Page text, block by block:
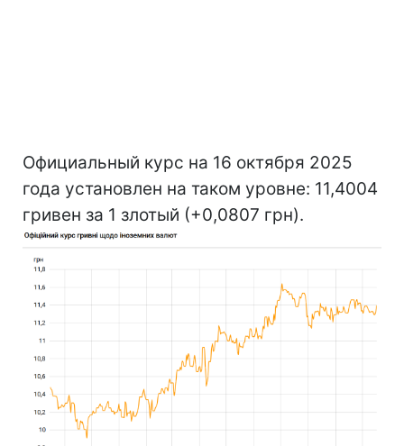
Официальный курс на 16 октября 2025
года установлен на таком уровне: 11,4004
гривен за 1 злотый (+0,0807 грн).